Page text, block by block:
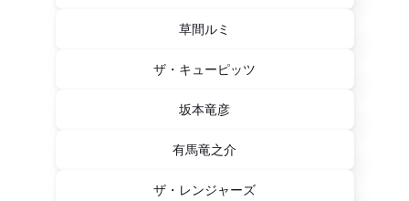
草間ルミ
ザ・キューピッツ
坂本竜彦
有馬竜之介
ザ・レンジャーズ